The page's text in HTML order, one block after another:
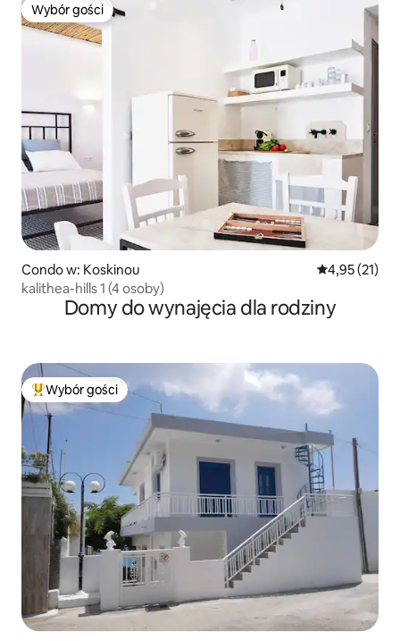
Wybór gości
Wybór gości
Condo w: Koskinou Średnia
4,95 (21)
kalithea-hills 1 (4 osoby)
Domy do wynajęcia dla rodziny
Najpopularniejsze z kategorii Wybór gości
Wybór gości